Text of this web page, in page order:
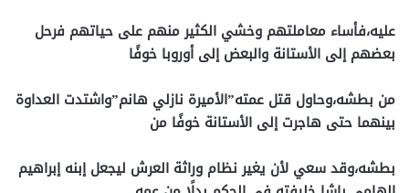
عليه،فأساء معاملتهم وخشي الكثير منهم على حياتهم فرحل
بعضهم إلى الأستانة والبعض إلى أوروبا خوفًا
من بطشه،وحاول قتل عمته”الأميرة نازلي هانم”واشتدت العداوة
بينهما حتى هاجرت إلى الأستانة خوفًا من
بطشه،وقد سعي لأن يغير نظام وراثة العرش ليجعل إبنه إبراهيم